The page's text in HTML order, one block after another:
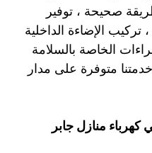
صحيحة ، توفير
تركيب الإضاءة الداخلية
الخاصة بالسلامة
متوفرة على مدار
منازل جابر